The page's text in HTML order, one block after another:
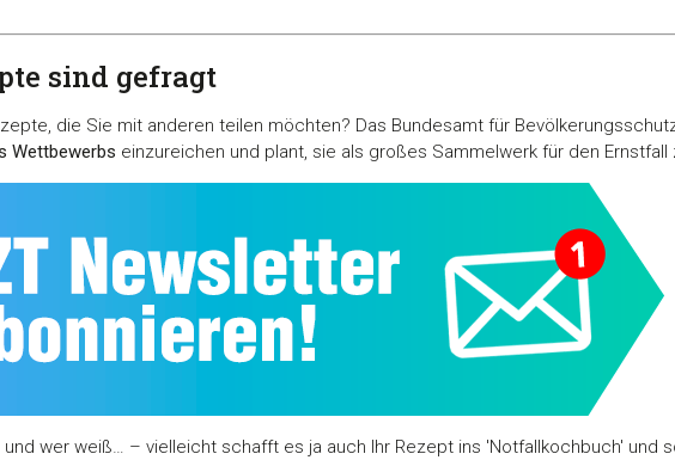
Details Über
Cookies
Inhalte und Anzeigen zu personalisieren, Funktionen für soziale Medien
Website zu analysieren. Außerdem geben wir Informationen zu Ihrer
für soziale Medien, Werbung und Analysen weiter. Unsere Partner führen diese
Daten zusammen, die Sie ihnen bereitgestellt haben oder die sie im
sind gefragt
die Sie mit anderen teilen möchten? Das Bundesamt für
Wettbewerbs einzureichen und plant, sie als großes Sammelwerk für den
wer weiß… – vielleicht schafft es ja auch Ihr Rezept ins 'Notfallkochbuch' und